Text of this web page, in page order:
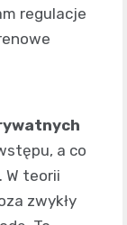
regulacje
a co
W teorii
zwykły